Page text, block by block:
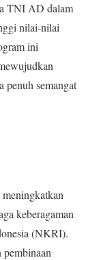
TNI AD dalam
nilai-nilai
ini
penuh semangat
keberagaman
(NKRI).
pembinaan